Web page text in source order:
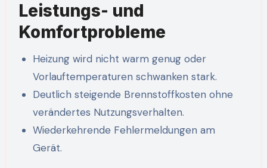
Leistungs- und
Komfortprobleme
Heizung wird nicht warm genug oder
Vorlauftemperaturen schwanken stark.
Deutlich steigende Brennstoffkosten ohne
verändertes Nutzungsverhalten.
Wiederkehrende Fehlermeldungen am
Gerät.